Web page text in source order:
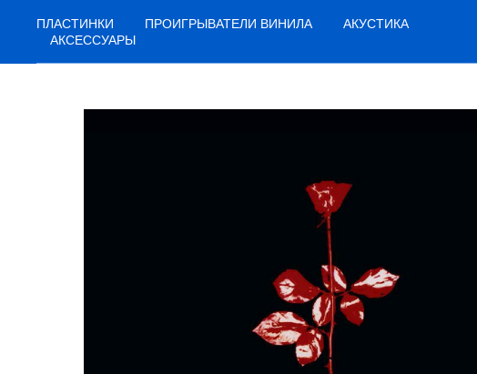
ПЛАСТИНКИ ПРОИГРЫВАТЕЛИ ВИНИЛА
АКУСТИКА
АКСЕССУАРЫ